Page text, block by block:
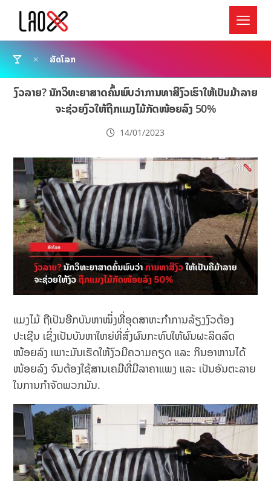
ສັດໂລກ
ງົວລາຍ? ນັກວິທະຍາສາດຄົ້ນພົບວ່າການທາສີງົວເຮົາໃຫ້ເປັນມ້າລາຍ
ຈະຊ່ວຍງົວໃຫ້ຖືກແມງໄມ້ກັດໜ້ອຍລົງ 50%
14/01/2023
ແມງໄມ້ ຖືເປັນອີກບັນຫາໜຶ່ງທີ່ອຸດສາຫະກຳການລ້ຽງງົວຕ້ອງ
ປະເຊີນ ເຊິ່ງເປັນບັນຫາໃຫຍ່ທີ່ສົ່ງຜົນກະທົບໃຫ້ຜົນຜະລິດລົດ
ໜ້ອຍລົງ ເພາະມັນເຮັດໃຫ້ງົວມີຄວາມຄຽດ ແລະ ກິນອາຫານໄດ້
ໜ້ອຍລົງ ຈົນຕ້ອງໃຊ້ສານເຄມີທີ່ມີລາຄາແພງ ແລະ ເປັນອັນຕະລາຍ
ໃນການກຳຈັດພວກມັນ.